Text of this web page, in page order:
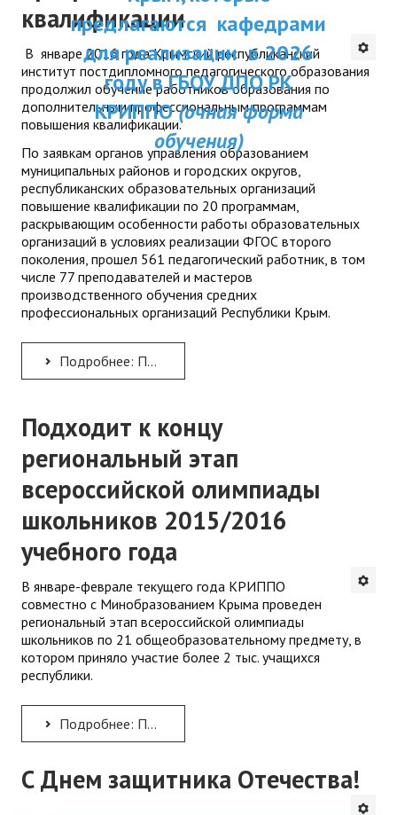
ДПО
Профессиональная переподготовка
Повышение квалификации
ДПП ПК:
Актуальное
занятий
предлагаются
для реализации
году в ГБОУ
КРИППО(очная
Республики Крым и были одобрены
Ученым советом ГБОУ ДПО РК КРИППО.
Мы надеемся получить Ваши предложения
и отзывы на электронный
адрес:dpo@krippo.ru
Рекомендации «Об организации
сопровождения детей, утративших
родителей, в современных условиях»
квалификации
В январе 2016 года Крымский республиканский
институт постдипломного педагогического образования
продолжил обучение работников образования по
дополнительным профессиональным программам
повышения квалификации.
По заявкам органов управления образованием
муниципальных районов и городских округов,
республиканских образовательных организаций
повышение квалификации по 20 программам,
раскрывающим особенности работы образовательных
организаций в условиях реализации ФГОС второго
поколения, прошел 561 педагогический работник, в том
числе 77 преподавателей и мастеров
производственного обучения средних
профессиональных организаций Республики Крым.
Подробнее: Продолжение обучения работников образования по дополнительным профессиональным программам...
Подходит к концу
региональный этап
всероссийской олимпиады
школьников 2015/2016
учебного года
В январе-феврале текущего года КРИППО
совместно с Минобразованием Крыма проведен
региональный этап всероссийской олимпиады
школьников по 21 общеобразовательному предмету, в
котором приняло участие более 2 тыс. учащихся
республики.
Подробнее: Подходит к концу региональный этап всероссийской олимпиады школьников 2015/2016 учебного года
С Днем защитника Отечества!